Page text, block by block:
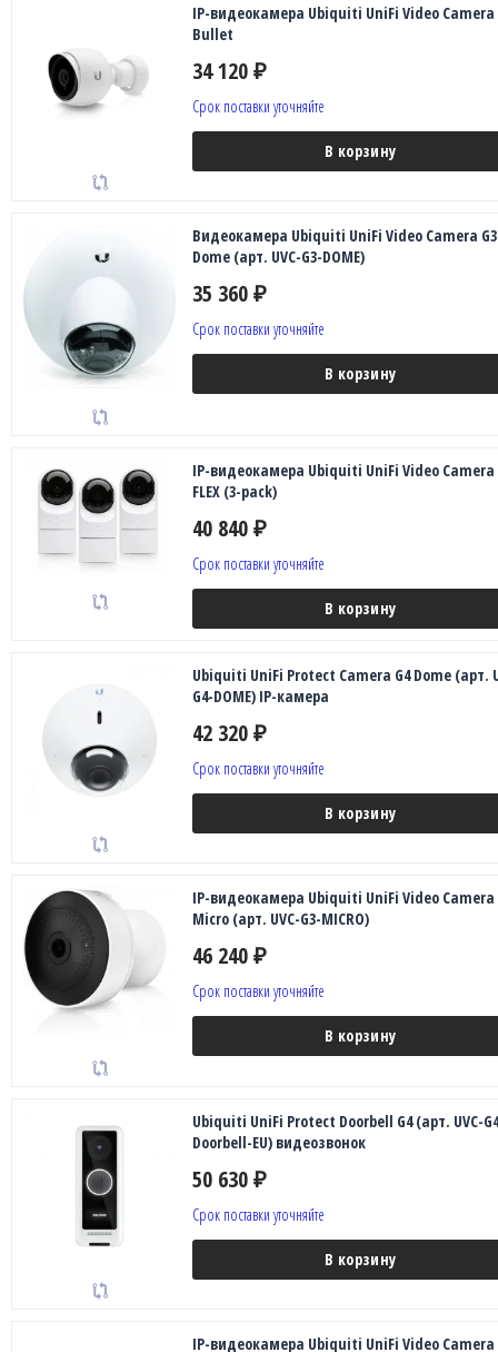
IP-видеокамера Ubiquiti UniFi Video Camera
Bullet
34 120 ₽
Срок поставки уточняйте
В корзину
Видеокамера Ubiquiti UniFi Video Camera G3
Dome (арт. UVC-G3-DOME)
35 360 ₽
Срок поставки уточняйте
В корзину
IP-видеокамера Ubiquiti UniFi Video Camera
FLEX (3-pack)
40 840 ₽
Срок поставки уточняйте
В корзину
Ubiquiti UniFi Protect Camera G4 Dome (арт.
G4-DOME) IP-камера
42 320 ₽
Срок поставки уточняйте
В корзину
IP-видеокамера Ubiquiti UniFi Video Camera
Micro (арт. UVC-G3-MICRO)
46 240 ₽
Срок поставки уточняйте
В корзину
Ubiquiti UniFi Protect Doorbell G4 (арт. UVC-
Doorbell-EU) видеозвонок
50 630 ₽
Срок поставки уточняйте
В корзину
IP-видеокамера Ubiquiti UniFi Video Camera